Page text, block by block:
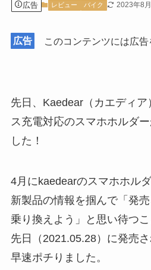
広告 レビュー バイク 2023年8
広告 このコンテンツには広告
先日、Kaedear（カエディ
ス充電対応のスマホホルダ
した！
4月にkaedearのスマホホル
新製品の情報を掴んで「発
乗り換えよう」と思い待つ
先日（2021.05.28）に発売
早速ポチりました。